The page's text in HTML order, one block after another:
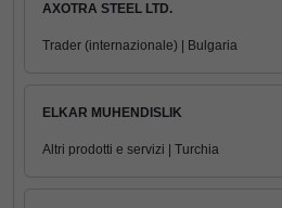
AXOTRA STEEL LTD.
Trader (internazionale) | Bulgaria
ELKAR MUHENDISLIK
Altri prodotti e servizi | Turchia